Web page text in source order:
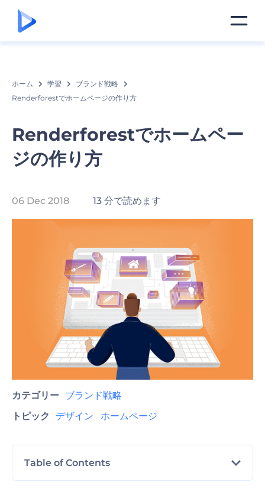
ホーム 学習
ブランド戦略
Renderforestでホームページの作り方
Renderforestでホームペー
ジの作り方
06 Dec 2018 13 分で読めます
カテゴリー ブランド戦略
トピック
デザイン ホームページ
Table of Contents